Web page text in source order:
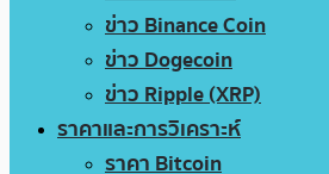
ข่าว Binance Coin
ข่าว Dogecoin
ข่าว Ripple (XRP)
ราคาและการวิเคราะห์
ราคา Bitcoin